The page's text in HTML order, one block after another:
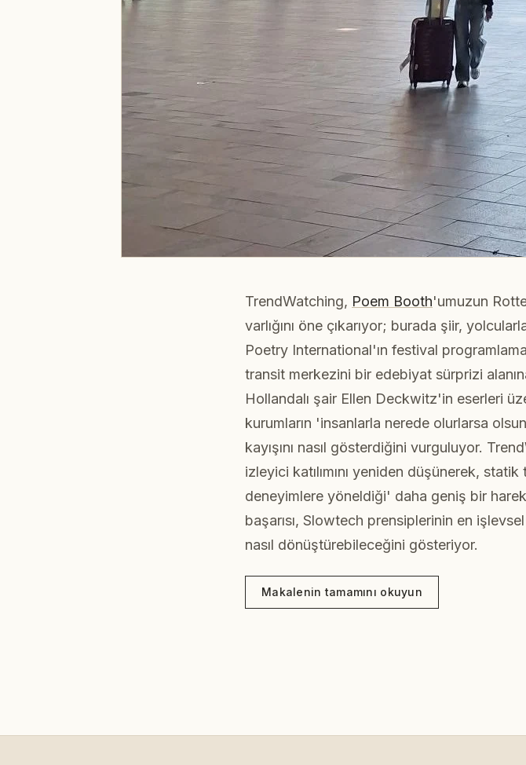
TrendWatching, Poem Booth'umuzun
varlığını öne çıkarıyor; burada şiir,
Poetry International'ın festival
transit merkezini bir edebiyat sürprizi
Hollandalı şair Ellen Deckwitz'in eserleri
kurumların 'insanlarla nerede olurlarsa
kayışını nasıl gösterdiğini vurguluyor.
izleyici katılımını yeniden düşünerek,
deneyimlere yöneldiği' daha geniş bir
başarısı, Slowtech prensiplerinin en
nasıl dönüştürebileceğini gösteriyor.
Makalenin tamamını okuyun